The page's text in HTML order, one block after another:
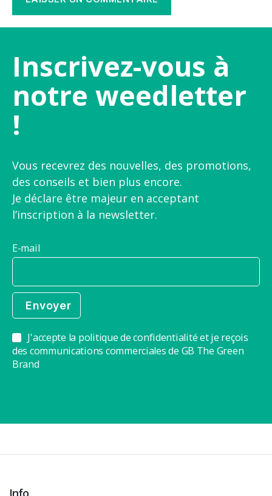
Inscrivez-vous à
notre weedletter
!
Vous recevrez des nouvelles, des promotions,
des conseils et bien plus encore.
Je déclare être majeur en acceptant
l’inscription à la newsletter.
E-mail
J'accepte la politique de confidentialité et je reçois
des communications commerciales de GB The Green
Brand
Info